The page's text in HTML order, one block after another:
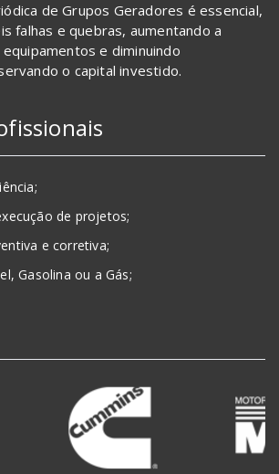
de Grupos Geradores é essencial,
falhas e quebras, aumentando a
e diminuindo
o capital investido.
de projetos;
e corretiva;
Gasolina ou a Gás;